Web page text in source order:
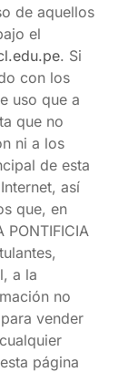
de aquellos
el
. Si
con los
uso que a
que no
ni a los
de esta
así
que, en
PONTIFICIA
a la
no
vender
página